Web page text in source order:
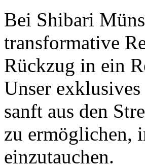
Bei Shibari
transformative
Rückzug in ein
Unser
sanft aus den
zu ermöglichen,
einzutauchen.